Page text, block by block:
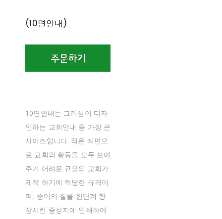
(10면안내)
10면안내는 그리심이 디자
인하는 교회안내 중 가장 큰
사이즈입니다. 적은 지면으
로 교회의 활동을 모두 보여
주기 어려운 규모의 교회가
제작 하기에 적당한 규격이
며, 종이의 질을 한단계 향
상시킨 중성지에 인쇄하여